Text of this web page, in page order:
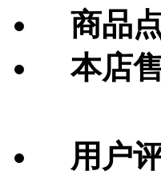
商品
本店
用户